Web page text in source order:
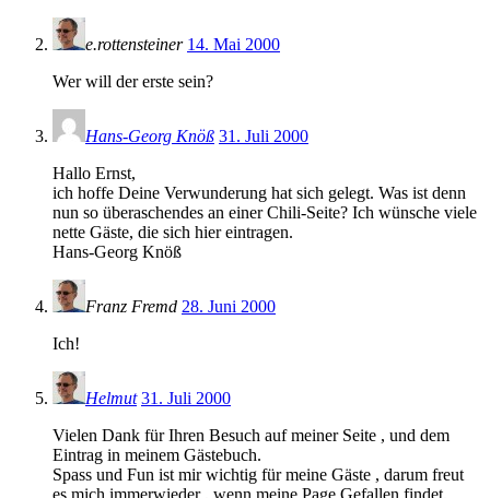
e.rottensteiner 14. Mai 2000
Wer will der erste sein?
Hans-Georg Knöß 31. Juli 2000
Hallo Ernst,
ich hoffe Deine Verwunderung hat sich gelegt. Was ist denn
nun so überaschendes an einer Chili-Seite? Ich wünsche viele
nette Gäste, die sich hier eintragen.
Hans-Georg Knöß
Franz Fremd 28. Juni 2000
Ich!
Helmut 31. Juli 2000
Vielen Dank für Ihren Besuch auf meiner Seite , und dem
Eintrag in meinem Gästebuch.
Spass und Fun ist mir wichtig für meine Gäste , darum freut
es mich immerwieder , wenn meine Page Gefallen findet.